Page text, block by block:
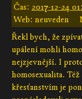
Čas: 2017-12-24
Web: neuveden
Řekl bych, že
upálení mohli
nejzjevnější. I
homosexualita.
křesťanstvím je